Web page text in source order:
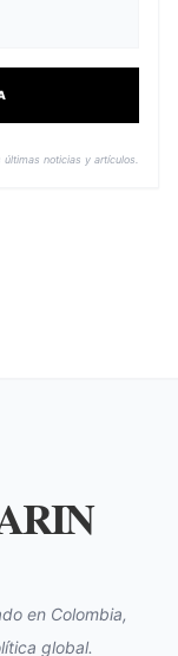
noticias y artículos.
en Colombia,
global.